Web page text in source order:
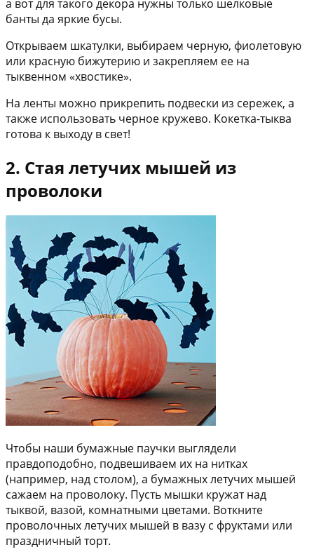
а вот для такого декора нужны только шелковые
банты да яркие бусы.
Открываем шкатулки, выбираем черную, фиолетовую
или красную бижутерию и закрепляем ее на
тыквенном «хвостике».
На ленты можно прикрепить подвески из сережек, а
также использовать черное кружево. Кокетка-тыква
готова к выходу в свет!
2. Стая летучих мышей из
проволоки
Чтобы наши бумажные паучки выглядели
правдоподобно, подвешиваем их на нитках
(например, над столом), а бумажных летучих мышей
сажаем на проволоку. Пусть мышки кружат над
тыквой, вазой, комнатными цветами. Воткните
проволочных летучих мышей в вазу с фруктами или
праздничный торт.